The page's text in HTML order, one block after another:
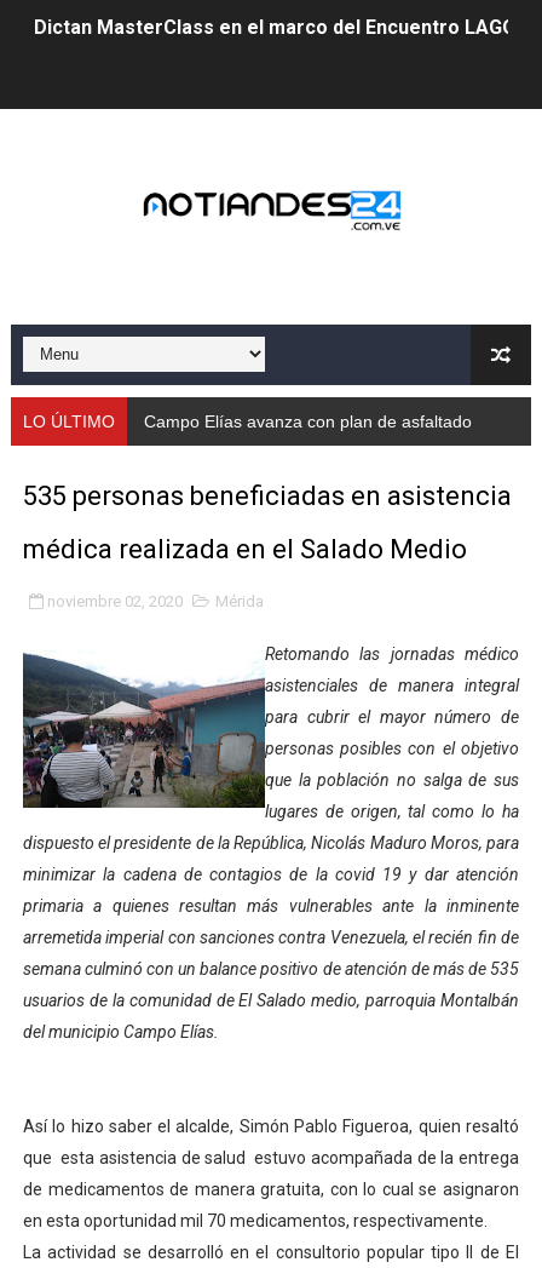
Dictan MasterClass en el marco del Encuentro LAGO
Gobernador Arnaldo Sánchez apadrina a más de 993
Mérida fortalece su reserva deportiva de cara a
Gobernación de Mérida instalará mesa de trabajo con
Fundecem ofrece taller de bordado en punto de cruz
Hospital universitario muestra sus avances en visita
Instituto Nacional de Nutrición celebra Semana
Gobernación de Mérida fortalece el desarrollo
Corposalud inició talleres para aspirantes al curso de
Fortalecen formación académica de médicos en
Fortaleciendo la economía comunal en El Vigía con
Campo Elías consolida plan de bacheo en el sector La
El Lactario del Iahula celebra la Semana Mundial de la
Plan Vacacional "Venezuela Ríe 2026" brinda
Iniciación al yoga reúne a diversos clubes deportivos
LO ÚLTIMO Campo Elías avanza con plan de asfaltado
535 personas beneficiadas en asistencia
médica realizada en el Salado Medio
noviembre 02, 2020 Mérida
Retomando las jornadas médico
asistenciales de manera integral
para cubrir el mayor número de
personas posibles con el objetivo
que la población no salga de sus
lugares de origen, tal como lo ha
dispuesto el presidente de la República, Nicolás Maduro Moros, para
minimizar la cadena de contagios de la covid 19 y dar atención
primaria a quienes resultan más vulnerables ante la inminente
arremetida imperial con sanciones contra Venezuela, el recién fin de
semana culminó con un balance positivo de atención de más de 535
usuarios de la comunidad de El Salado medio, parroquia Montalbán
del municipio Campo Elías.
Así lo hizo saber el alcalde, Simón Pablo Figueroa, quien resaltó
que esta asistencia de salud estuvo acompañada de la entrega
de medicamentos de manera gratuita, con lo cual se asignaron
en esta oportunidad mil 70 medicamentos, respectivamente.
La actividad se desarrolló en el consultorio popular tipo II de El